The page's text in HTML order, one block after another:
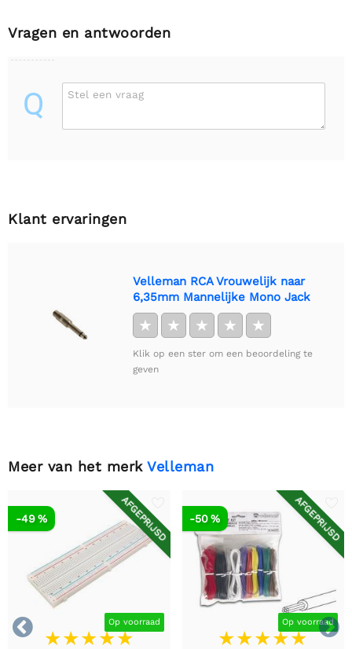
Vragen en antwoorden
Q Stel een vraag
Klant ervaringen
Velleman RCA Vrouwelijk naar
6,35mm Mannelijke Mono Jack
★ ★ ★ ★ ★
Klik op een ster om een beoordeling te
geven
Meer van het merk Velleman


AFGEPRIJSD
Op voorraad
-49 % AFGEPRIJSD
Op voorraad
-50 %